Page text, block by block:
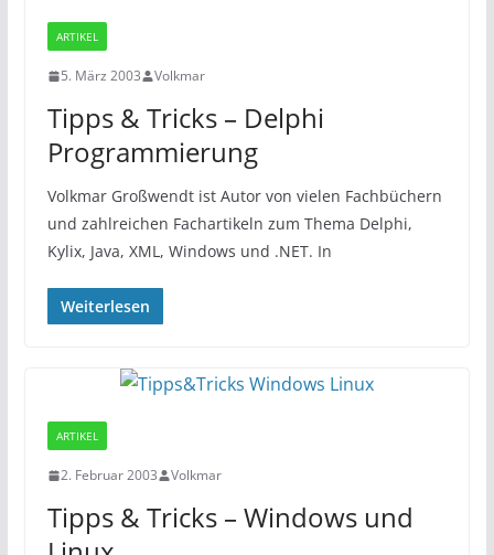
ARTIKEL
5. März 2003 Volkmar
Tipps & Tricks – Delphi
Programmierung
Volkmar Großwendt ist Autor von vielen Fachbüchern
und zahlreichen Fachartikeln zum Thema Delphi,
Kylix, Java, XML, Windows und .NET. In
Weiterlesen
ARTIKEL
2. Februar 2003 Volkmar
Tipps & Tricks – Windows und